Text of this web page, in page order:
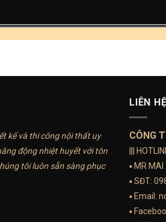
kế và thi công nội thất uy
động nhiệt huyết với tôn
tôi luôn sẵn sàng phục
LIÊN HỆ
CÔNG
|||
▪️ MR MAI
▪️ SĐT:
▪️ Email:
▪️